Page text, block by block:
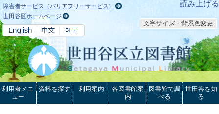
本文へ 読み上げる
障害者サービス（バリアフリーサービス）
世田谷区ホームページ
文字サイズ・背景色変更
利用者メニ
ュー
資料を探す 利用案内
各図書館案
内
図書館で調
べる
世田谷を知
る